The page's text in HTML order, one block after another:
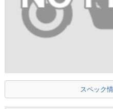
スペック